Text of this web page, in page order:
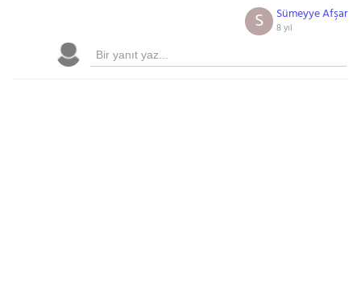
Sümeyye Afşar
8 yıl
S